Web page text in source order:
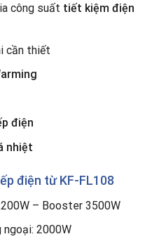
công suất tiết kiệm điện
cần thiết
điện
nhiệt
điện từ KF-FL108
– Booster 3500W
ngoại: 2000W